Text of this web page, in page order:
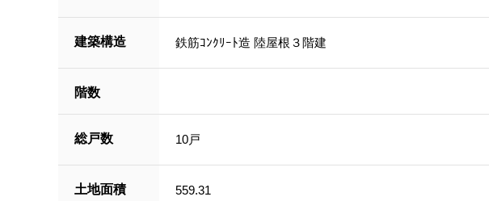
建築構造 鉄筋ｺﾝｸﾘｰﾄ造 陸屋根３階建
階数
総戸数 10戸
土地面積 559.31